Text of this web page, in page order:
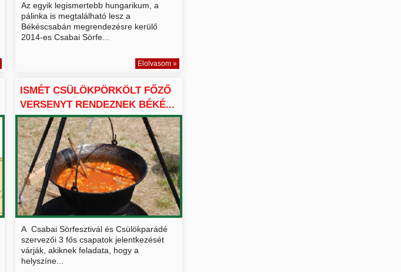
Az egyik legismertebb hungarikum, a
pálinka is megtalálható lesz a
Békéscsabán megrendezésre kerülő
2014-es Csabai Sörfe...
Elolvasom »
ISMÉT CSÜLÖKPÖRKÖLT FŐZŐ
VERSENYT RENDEZNEK BÉKÉ...
A Csabai Sörfesztivál és Csülökparádé
szervezői 3 fős csapatok jelentkezését
várják, akiknek feladata, hogy a
helyszíne...